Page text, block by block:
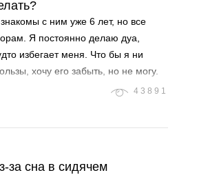
с ним уже 6 лет, но все
Я постоянно делаю дуа,
избегает меня. Что бы я ни
хочу его забыть, но не могу.
43891
за сна в сидячем